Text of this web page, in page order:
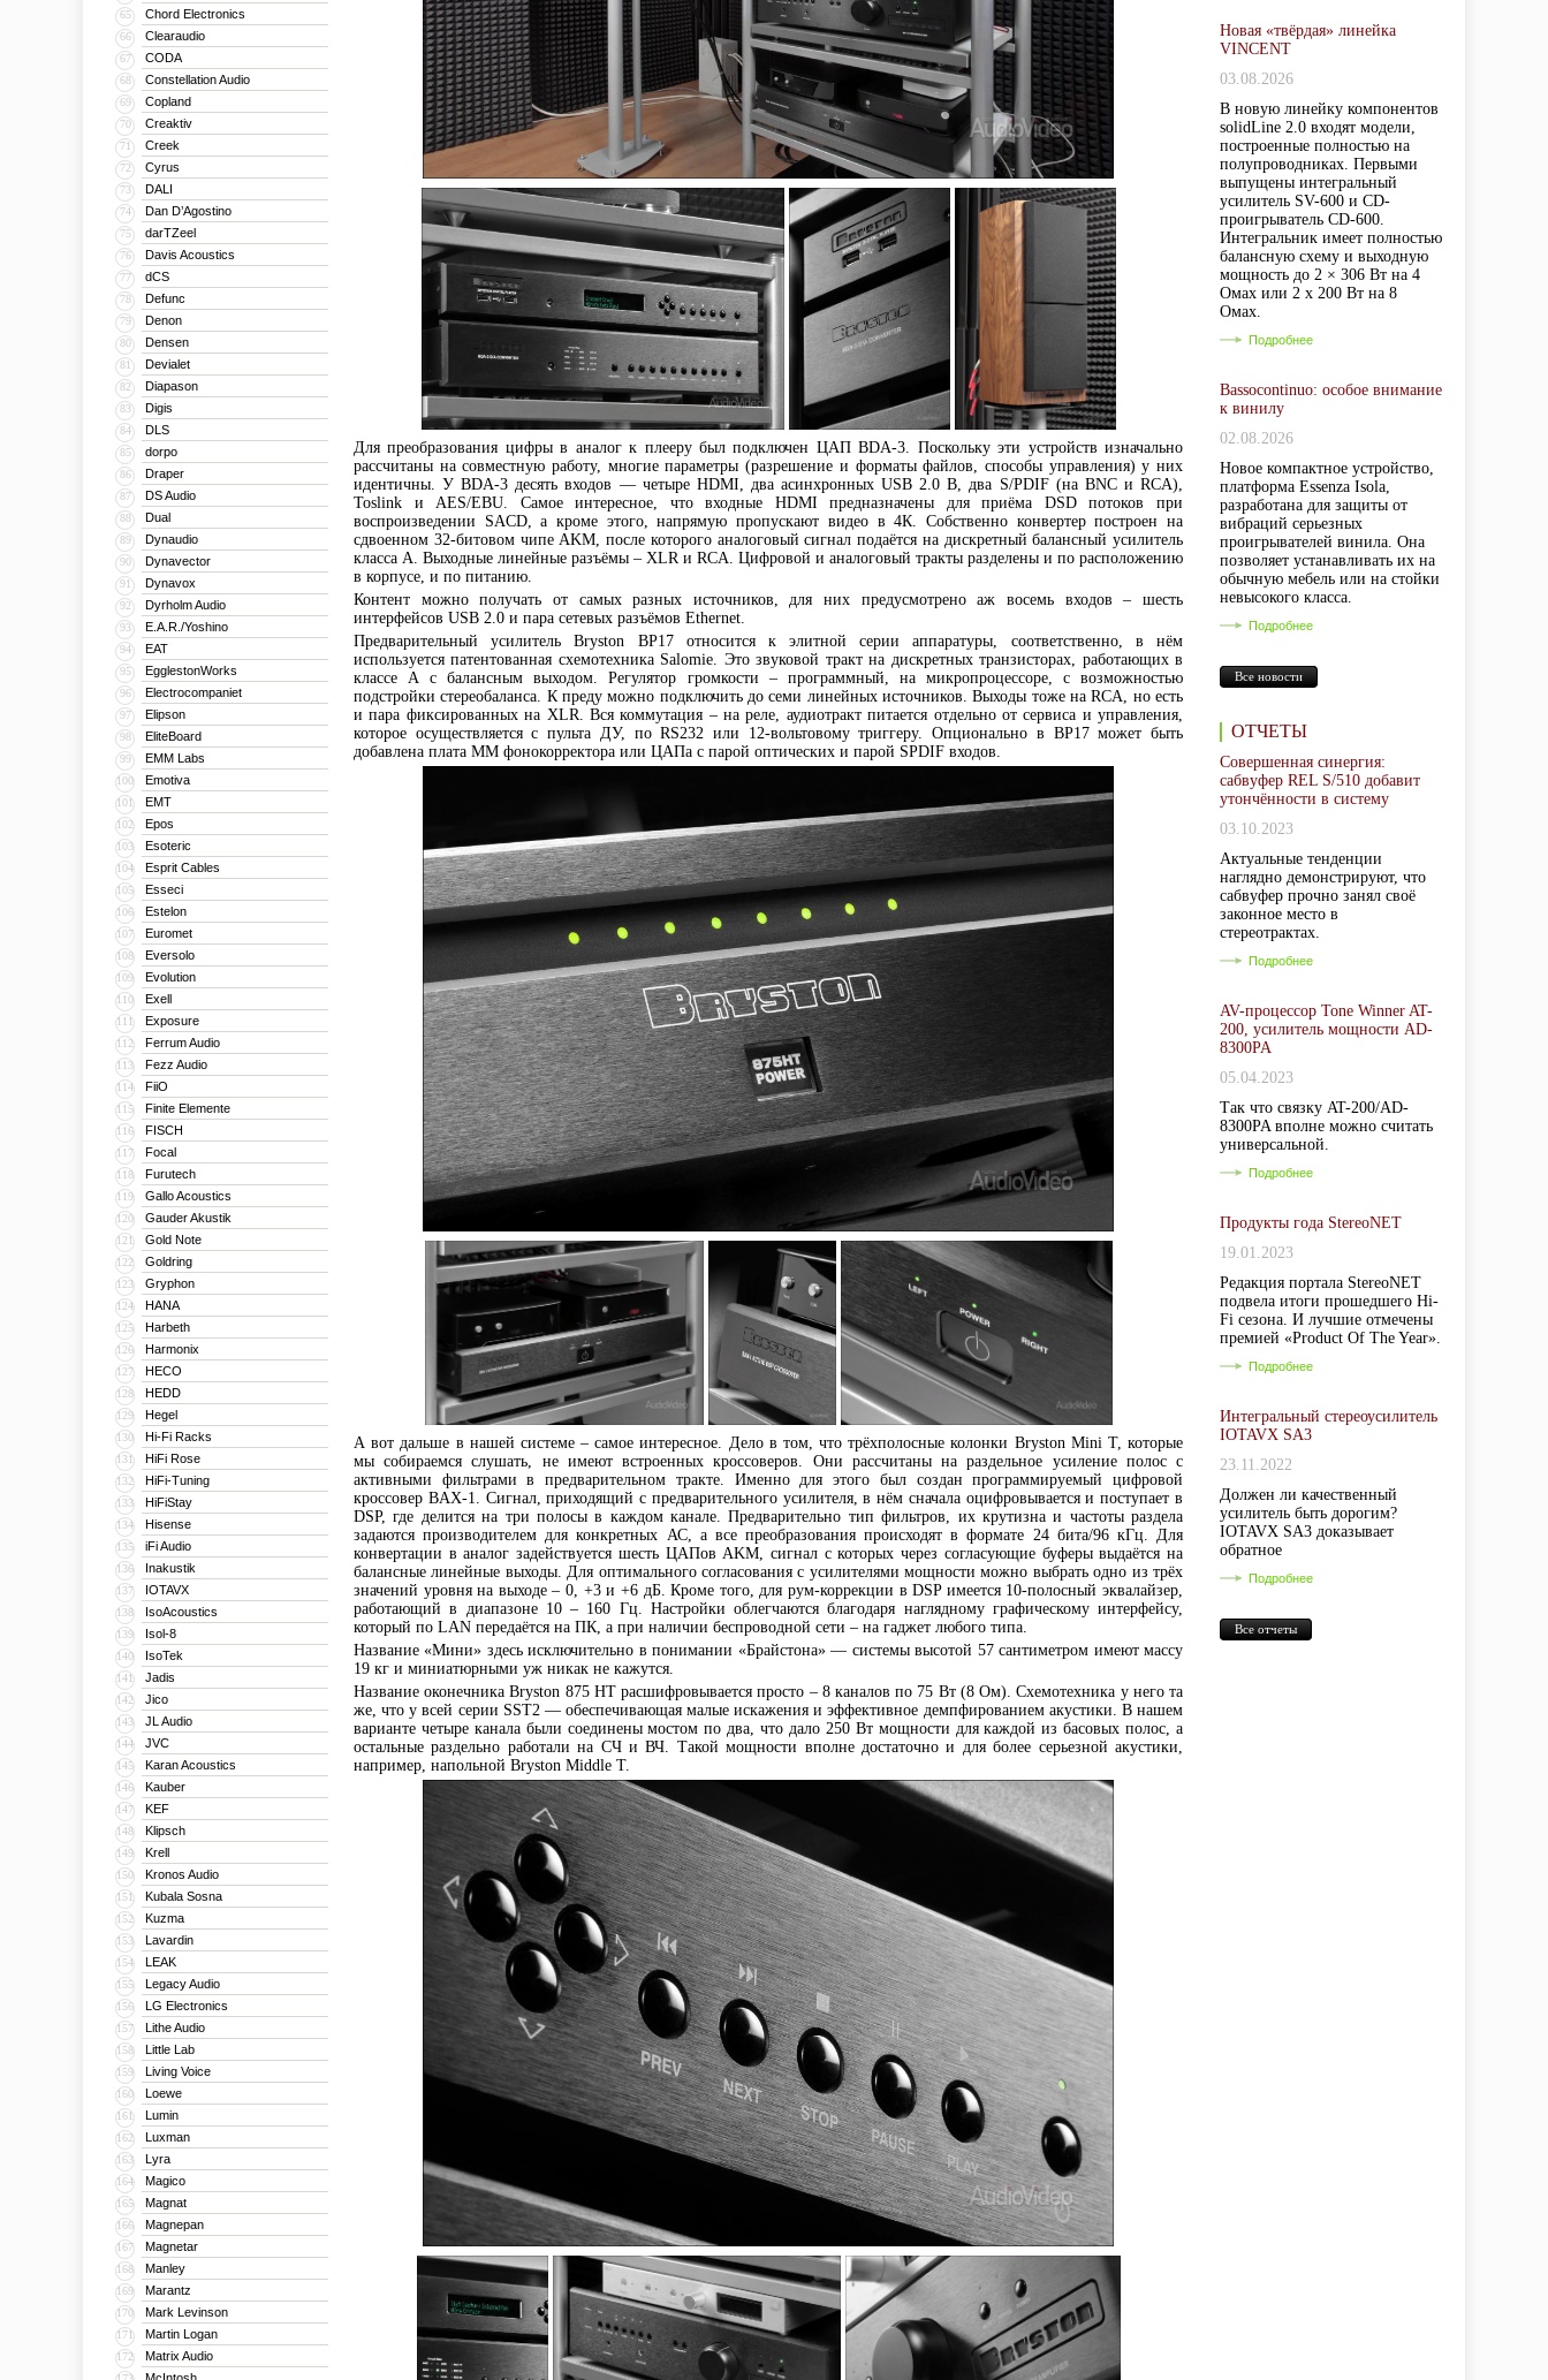
65 Chord Electronics
66 Clearaudio
67 CODA
68 Constellation Audio
69 Copland
70 Creaktiv
71 Creek
72 Cyrus
73 DALI
74 Dan D’Agostino
75 darTZeel
76 Davis Acoustics
77 dCS
78 Defunc
79 Denon
80 Densen
81 Devialet
82 Diapason
83 Digis
84 DLS
85 dorpo
86 Draper
87 DS Audio
88 Dual
89 Dynaudio
90 Dynavector
91 Dynavox
92 Dyrholm Audio
93 E.A.R./Yoshino
94 EAT
95 EgglestonWorks
96 Electrocompaniet
97 Elipson
98 EliteBoard
99 EMM Labs
100 Emotiva
101 EMT
102 Epos
103 Esoteric
104 Esprit Cables
105 Esseci
106 Estelon
107 Euromet
108 Eversolo
109 Evolution
110 Exell
111 Exposure
112 Ferrum Audio
113 Fezz Audio
114 FiiO
115 Finite Elemente
116 FISCH
117 Focal
118 Furutech
119 Gallo Acoustics
120 Gauder Akustik
121 Gold Note
122 Goldring
123 Gryphon
124 HANA
125 Harbeth
126 Harmonix
127 HECO
128 HEDD
129 Hegel
130 Hi-Fi Racks
131 HiFi Rose
132 HiFi-Tuning
133 HiFiStay
134 Hisense
135 iFi Audio
136 Inakustik
137 IOTAVX
138 IsoAcoustics
139 Isol-8
140 IsoTek
141 Jadis
142 Jico
143 JL Audio
144 JVC
145 Karan Acoustics
146 Kauber
147 KEF
148 Klipsch
149 Krell
150 Kronos Audio
151 Kubala Sosna
152 Kuzma
153 Lavardin
154 LEAK
155 Legacy Audio
156 LG Electronics
157 Lithe Audio
158 Little Lab
159 Living Voice
160 Loewe
161 Lumin
162 Luxman
163 Lyra
164 Magico
165 Magnat
166 Magnepan
167 Magnetar
168 Manley
169 Marantz
170 Mark Levinson
171 Martin Logan
172 Matrix Audio
Для преобразования цифры в аналог к плееру был подключен ЦАП BDA-3. Поскольку эти устройств изначально
рассчитаны на совместную работу, многие параметры (разрешение и форматы файлов, способы управления) у них
идентичны. У BDA-3 десять входов — четыре HDMI, два асинхронных USB 2.0 B, два S/PDIF (на BNC и RCA),
Toslink и AES/EBU. Самое интересное, что входные HDMI предназначены для приёма DSD потоков при
воспроизведении SACD, а кроме этого, напрямую пропускают видео в 4К. Собственно конвертер построен на
сдвоенном 32-битовом чипе AKM, после которого аналоговый сигнал подаётся на дискретный балансный усилитель
класса А. Выходные линейные разъёмы – XLR и RCA. Цифровой и аналоговый тракты разделены и по расположению
в корпусе, и по питанию.
Контент можно получать от самых разных источников, для них предусмотрено аж восемь входов – шесть
интерфейсов USB 2.0 и пара сетевых разъёмов Ethernet.
Предварительный усилитель Bryston BP17 относится к элитной серии аппаратуры, соответственно, в нём
используется патентованная схемотехника Salomie. Это звуковой тракт на дискретных транзисторах, работающих в
классе А с балансным выходом. Регулятор громкости – программный, на микропроцессоре, с возможностью
подстройки стереобаланса. К преду можно подключить до семи линейных источников. Выходы тоже на RCA, но есть
и пара фиксированных на XLR. Вся коммутация – на реле, аудиотракт питается отдельно от сервиса и управления,
которое осуществляется с пульта ДУ, по RS232 или 12-вольтовому триггеру. Опционально в BP17 может быть
добавлена плата ММ фонокорректора или ЦАПа с парой оптических и парой SPDIF входов.
А вот дальше в нашей системе – самое интересное. Дело в том, что трёхполосные колонки Bryston Mini T, которые
мы собираемся слушать, не имеют встроенных кроссоверов. Они рассчитаны на раздельное усиление полос с
активными фильтрами в предварительном тракте. Именно для этого был создан программируемый цифровой
кроссовер BAX-1. Сигнал, приходящий с предварительного усилителя, в нём сначала оцифровывается и поступает в
DSP, где делится на три полосы в каждом канале. Предварительно тип фильтров, их крутизна и частоты раздела
задаются производителем для конкретных АС, а все преобразования происходят в формате 24 бита/96 кГц. Для
конвертации в аналог задействуется шесть ЦАПов AKM, сигнал с которых через согласующие буферы выдаётся на
балансные линейные выходы. Для оптимального согласования с усилителями мощности можно выбрать одно из трёх
значений уровня на выходе – 0, +3 и +6 дБ. Кроме того, для рум-коррекции в DSP имеется 10-полосный эквалайзер,
работающий в диапазоне 10 – 160 Гц. Настройки облегчаются благодаря наглядному графическому интерфейсу,
который по LAN передаётся на ПК, а при наличии беспроводной сети – на гаджет любого типа.
Название «Мини» здесь исключительно в понимании «Брайстона» — системы высотой 57 сантиметром имеют массу
19 кг и миниатюрными уж никак не кажутся.
Название оконечника Bryston 875 HT расшифровывается просто – 8 каналов по 75 Вт (8 Ом). Схемотехника у него та
же, что у всей серии SST2 — обеспечивающая малые искажения и эффективное демпфированием акустики. В нашем
варианте четыре канала были соединены мостом по два, что дало 250 Вт мощности для каждой из басовых полос, а
остальные раздельно работали на СЧ и ВЧ. Такой мощности вполне достаточно и для более серьезной акустики,
например, напольной Bryston Middle T.
Новая «твёрдая» линейка
VINCENT
03.08.2026
В новую линейку компонентов
solidLine 2.0 входят модели,
построенные полностью на
полупроводниках. Первыми
выпущены интегральный
усилитель SV-600 и CD-
проигрыватель CD-600.
Интегральник имеет полностью
балансную схему и выходную
мощность до 2 × 306 Вт на 4
Омах или 2 х 200 Вт на 8
Омах.
Подробнее
Bassocontinuo: особое внимание
к винилу
02.08.2026
Новое компактное устройство,
платформа Essenza Isola,
разработана для защиты от
вибраций серьезных
проигрывателей винила. Она
позволяет устанавливать их на
обычную мебель или на стойки
невысокого класса.
Подробнее
Все новости
ОТЧЕТЫ
Совершенная синергия:
сабвуфер REL S/510 добавит
утончённости в систему
03.10.2023
Актуальные тенденции
наглядно демонстрируют, что
сабвуфер прочно занял своё
законное место в
стереотрактах.
Подробнее
AV-процессор Tone Winner AT-
200, усилитель мощности AD-
8300PA
05.04.2023
Так что связку AT-200/AD-
8300PA вполне можно считать
универсальной.
Подробнее
Продукты года StereoNET
19.01.2023
Редакция портала StereoNET
подвела итоги прошедшего Hi-
Fi сезона. И лучшие отмечены
премией «Product Of The Year».
Подробнее
Интегральный стереоусилитель
IOTAVX SA3
23.11.2022
Должен ли качественный
усилитель быть дорогим?
IOTAVX SA3 доказывает
обратное
Подробнее
Все отчеты